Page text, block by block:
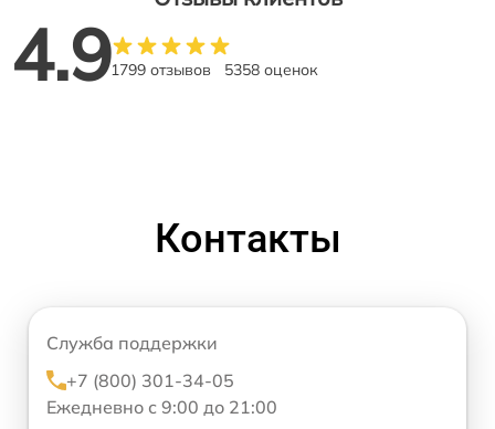
4.91799 отзывов 5358 оценок
Контакты
Служба поддержки
+7 (800) 301-34-05
Ежедневно с 9:00 до 21:00